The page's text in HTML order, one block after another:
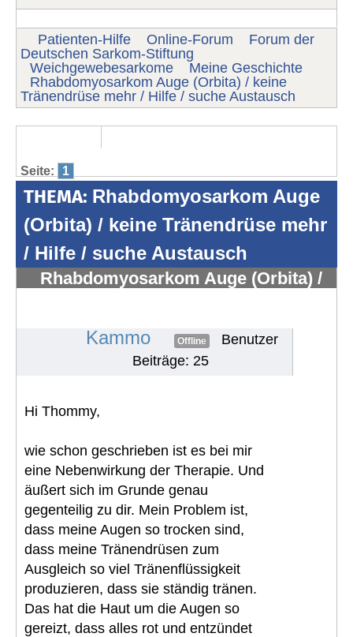
Patienten-Hilfe Online-Forum
Forum der
Deutschen Sarkom-Stiftung
Weichgewebesarkome
Meine Geschichte
Rhabdomyosarkom Auge (Orbita) / keine
Tränendrüse mehr / Hilfe / suche Austausch
Seite: 1
THEMA: Rhabdomyosarkom Auge
(Orbita) / keine Tränendrüse mehr
/ Hilfe / suche Austausch
Rhabdomyosarkom Auge (Orbita) /
Kammo Offline
Benutzer
Beiträge: 25
Hi Thommy,
wie schon geschrieben ist es bei mir
eine Nebenwirkung der Therapie. Und
äußert sich im Grunde genau
gegenteilig zu dir. Mein Problem ist,
dass meine Augen so trocken sind,
dass meine Tränendrüsen zum
Ausgleich so viel Tränenflüssigkeit
produzieren, dass sie ständig tränen.
Das hat die Haut um die Augen so
gereizt, dass alles rot und entzündet